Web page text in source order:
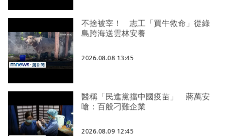
不捨被宰！ 志工「買牛救命」從綠
島跨海送雲林安養
2026.08.08 13:45
醫稱「民進黨擋中國疫苗」 蔣萬安
嗆：百般刁難企業
2026.08.09 12:45